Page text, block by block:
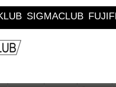
SIGMACLUB